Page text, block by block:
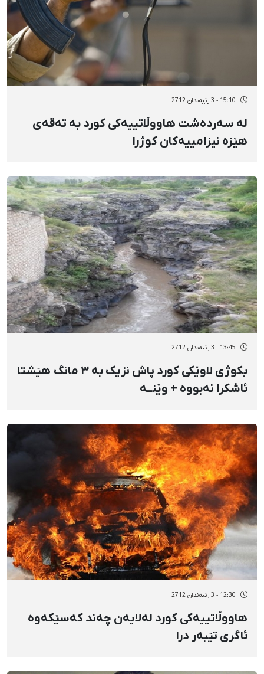
15:10 - 3 رێبەندان 2712
لە سەردەشت هاووڵاتییەکی کورد بە تەقەی
هێزە نیزامییەکان کوژرا
13:45 - 3 رێبەندان 2712
بکوژی لاوێکی کورد پاش نزیک بە ٣ مانگ هێشتا
ئاشکرا نەبووە + وێنــە
12:30 - 3 رێبەندان 2712
هاووڵاتییەکی کورد لەلایەن چەند کەسێکەوە
ئاگری تێبەر درا